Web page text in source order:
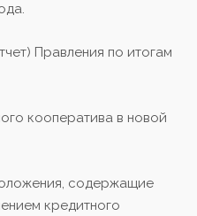
Правления по итогам
кооператива в новой
содержащие
кредитного